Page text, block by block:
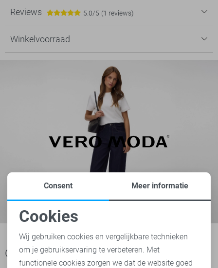
Reviews 5.0/5 (1 reviews)
Winkelvoorraad
Ook het bekijken waard
Noodzakelijke cookies
Personalisatie cookies
Consent Meer informatie
Cookies
Wij gebruiken cookies en vergelijkbare technieken
om je gebruikservaring te verbeteren. Met
functionele cookies zorgen we dat de website goed